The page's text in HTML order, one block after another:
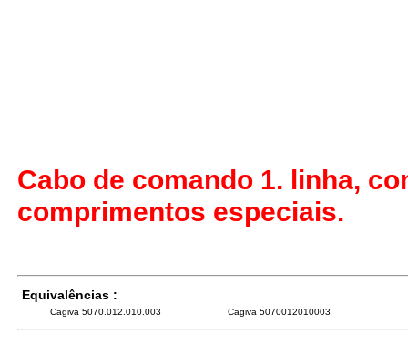
Cabo de comando 1. linha,
comprimentos especiais.
Equivalências :
Cagiva 5070.012.010.003 Cagiva 5070012010003